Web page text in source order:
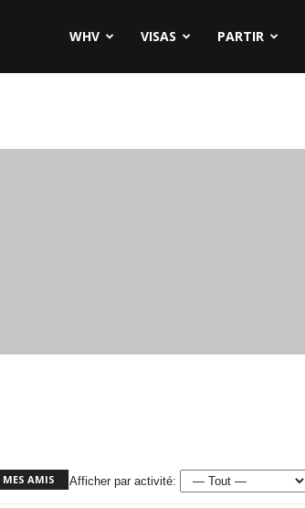
WHV VISAS PARTIR
MES AMIS Afficher par activité: